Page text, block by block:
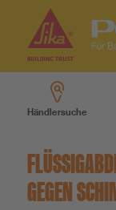
Type 2 or
more
Händlersuche
Kontakt
GEGEN